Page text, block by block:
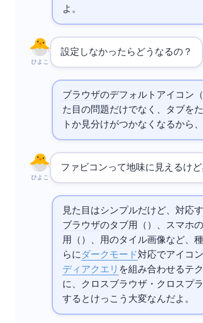
よ。
ひよこ
設定しなかったらどうなるの？
ブラウザのデフォルトアイコン
た目の問題だけでなく、タブを
トか見分けがつかなくなるから
ひよこ
ファビコンって地味に見えるけ
見た目はシンプルだけど、対応
ブラウザのタブ用（16x16, 32x32）、スマ
用（512x512）、 用のタイル画像など、
らにダークモード対応でアイコン
ディアクエリ を組み合わせるテ
に、クロスブラウザ・クロスプ
するとけっこう大変なんだよ。